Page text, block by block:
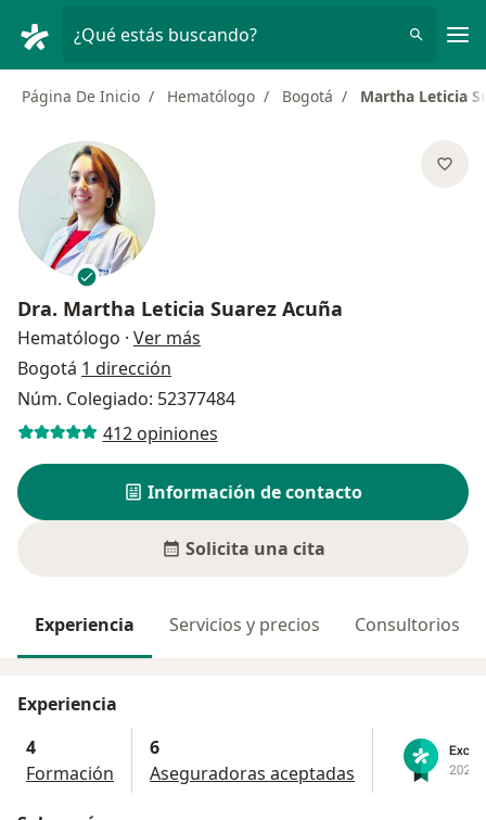
¿Qué estás buscando?
Página De Inicio Hematólogo Bogotá Martha Leticia
Dra. Martha Leticia Suarez Acuña
Hematólogo · Ver más
Bogotá 1 dirección
Núm. Colegiado: 52377484
412 opiniones
Información de contacto
Solicita una cita
Experiencia Servicios y precios Consultorios
Experiencia
4
Formación
6
Aseguradoras aceptadas